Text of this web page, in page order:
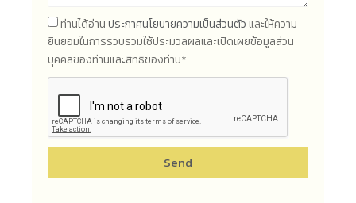
ท่านได้อ่านประกาศนโยบายความเป็นส่วนตัวและให้ความ
ยินยอมในการรวบรวมใช้ประมวลผลและเปิดเผยข้อมูลส่วน
บุคคลของท่านและสิทธิของท่าน*
Send